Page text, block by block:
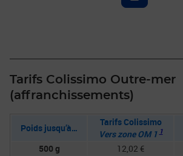
Tarifs Colissimo Outre-mer
(affranchissements)
Poids jusqu’à…
Tarifs Colissimo
Vers zone OM 11
500 g 12,02 €